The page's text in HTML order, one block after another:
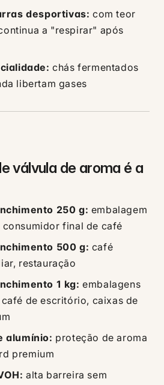
desportivas: com teor
a "respirar" após
chás fermentados
libertam gases
válvula de aroma é a
250 g: embalagem
final de café
500 g: café
restauração
1 kg: embalagens
de escritório, caixas de
alumínio: proteção de aroma
premium
alta barreira sem